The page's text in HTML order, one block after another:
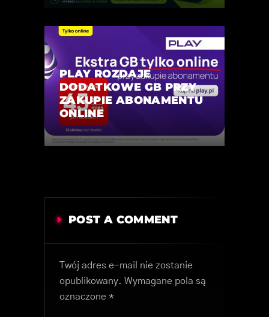
PLAY ROZDAJE
DODATKOWE GB PRZY
ZAKUPIE ABONAMENTU
ONLINE
POST A COMMENT
Twój adres e-mail nie zostanie
opublikowany. Wymagane pola są
oznaczone *